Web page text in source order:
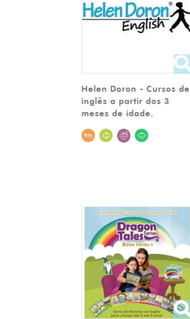
Helen Doron - Cursos de
inglês a partir dos 3
meses de idade.